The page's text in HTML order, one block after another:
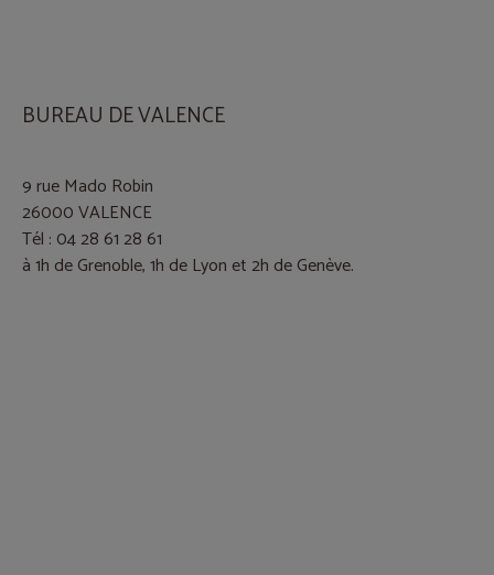
BUREAU DE VALENCE
9 rue Mado Robin
26000 VALENCE
Tél : 04 28 61 28 61
à 1h de Grenoble, 1h de Lyon et 2h de Genève.